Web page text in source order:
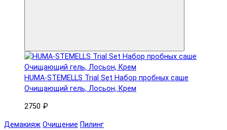
HUMA-STEMELLS Trial Set Набор пробных саше
Очищающий гель, Лосьон, Крем
2750 ₽
Демакияж Очищение Пилинг